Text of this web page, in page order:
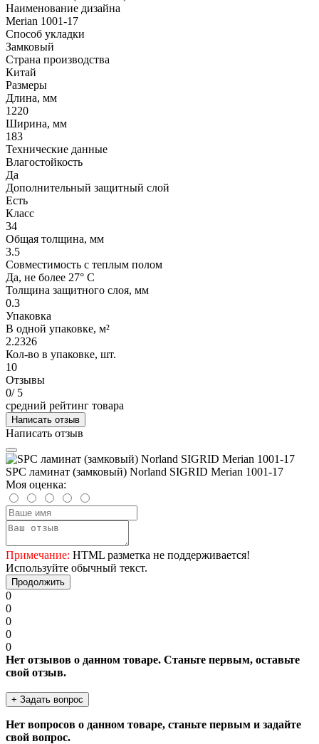
Наименование дизайна
Merian 1001-17
Способ укладки
Замковый
Страна производства
Китай
Размеры
Длина, мм
1220
Ширина, мм
183
Технические данные
Влагостойкость
Да
Дополнительный защитный слой
Есть
Класс
34
Общая толщина, мм
3.5
Совместимость с теплым полом
Да, не более 27° С
Толщина защитного слоя, мм
0.3
Упаковка
В одной упаковке, м²
2.2326
Кол-во в упаковке, шт.
10
Отзывы
0/ 5
средний рейтинг товара
Написать отзыв
Написать отзыв
SPC ламинат (замковый) Norland SIGRID Merian 1001-17
Моя оценка:
Примечание: HTML разметка не поддерживается!
Используйте обычный текст.
Продолжить
0
0
0
0
0
Нет отзывов о данном товаре. Станьте первым, оставьте
свой отзыв.
+ Задать вопрос
Нет вопросов о данном товаре, станьте первым и задайте
свой вопрос.